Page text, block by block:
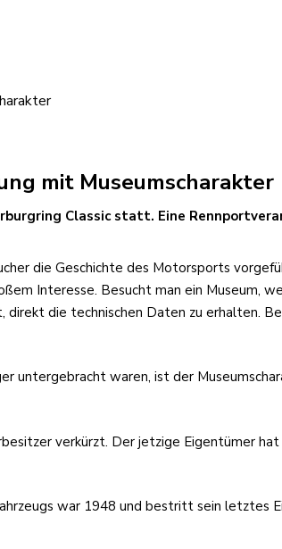
mit Museumscharakter
Classic statt. Eine
die Geschichte des Motorsports
Interesse. Besucht man ein Museum,
die technischen Daten zu erhalten.
untergebracht waren, ist der
verkürzt. Der jetzige Eigentümer
war 1948 und bestritt sein letztes